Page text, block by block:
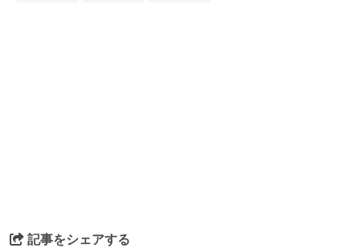
記事をシェアする